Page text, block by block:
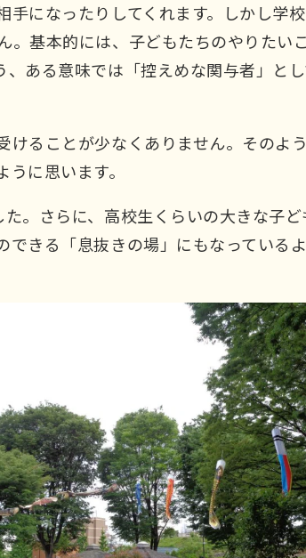
になったりしてくれます。しかし学
。基本的には、子どもたちのやりたい
ある意味では「控えめな関与者」と
ることが少なくありません。そのよう
に思います。
。さらに、高校生くらいの大きな子
きる「息抜きの場」にもなっている